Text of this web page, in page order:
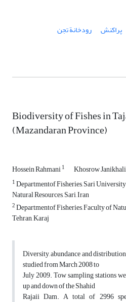
پراکنش
رودخانة تجن
Biodiversity of Fishes in
(Mazandaran Province)
Hossein Rahmani1 Khosrow
1Departmentof Fisheries, Sari
Natural Resources, Sari, Iran
2Departmentof Fisheries, Faculty of
Tehran, Karaj
Diversity, abundance and
studied from March 2008 to
July 2009. Tow sampling stations
up and down of the Shahid
Rajaii Dam. A total of 2996